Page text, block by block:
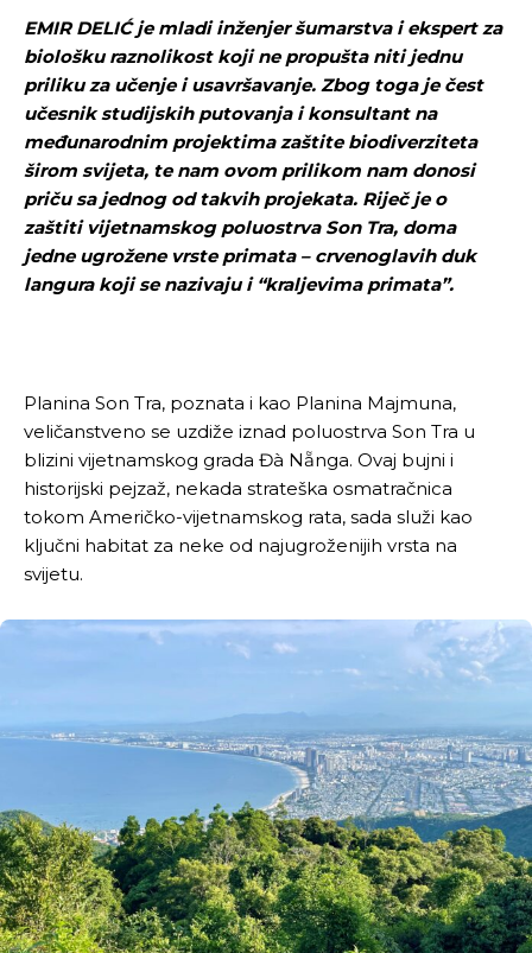
EMIR DELIĆ je mladi inženjer šumarstva i ekspert za
biološku raznolikost koji ne propušta niti jednu
priliku za učenje i usavršavanje. Zbog toga je čest
učesnik studijskih putovanja i konsultant na
međunarodnim projektima zaštite biodiverziteta
širom svijeta, te nam ovom prilikom nam donosi
priču sa jednog od takvih projekata. Riječ je o
zaštiti vijetnamskog poluostrva Son Tra, doma
jedne ugrožene vrste primata – crvenoglavih duk
langura koji se nazivaju i “kraljevima primata”.
Planina Son Tra, poznata i kao Planina Majmuna,
veličanstveno se uzdiže iznad poluostrva Son Tra u
blizini vijetnamskog grada Đà Nẵnga. Ovaj bujni i
historijski pejzaž, nekada strateška osmatračnica
tokom Američko-vijetnamskog rata, sada služi kao
ključni habitat za neke od najugroženijih vrsta na
svijetu.